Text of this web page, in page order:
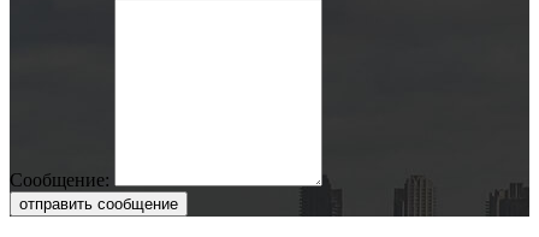
Сообщение:
отправить сообщение